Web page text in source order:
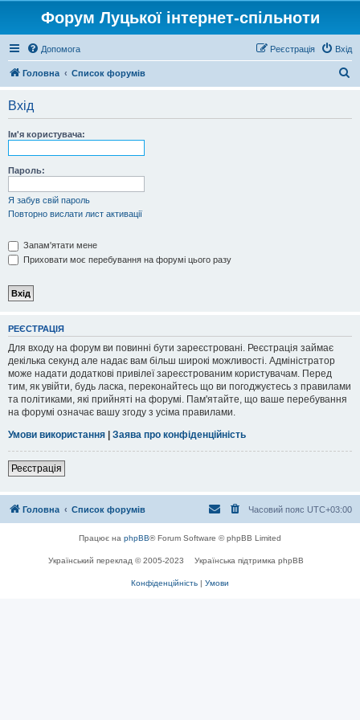
Форум Луцької інтернет-спільноти
Допомога Вхід
Реєстрація
Головна Список форумів
Вхід
Ім'я користувача:
Пароль:
Я забув свій пароль
Повторно вислати лист активації
Запам'ятати мене
Приховати моє перебування на форумі цього разу
РЕЄСТРАЦІЯ
Для входу на форум ви повинні бути зареєстровані. Реєстрація займає
декілька секунд але надає вам більш широкі можливості. Адміністратор
може надати додаткові привілеї зареєстрованим користувачам. Перед
тим, як увійти, будь ласка, переконайтесь що ви погоджуєтесь з правилами
та політиками, які прийняті на форумі. Пам'ятайте, що ваше перебування
на форумі означає вашу згоду з усіма правилами.
Умови використання | Заява про конфіденційність
Реєстрація
Головна Список форумів Часовий пояс UTC+03:00
Працює на phpBB® Forum Software © phpBB Limited
Український переклад © 2005-2023 Українська підтримка phpBB
Конфіденційність | Умови